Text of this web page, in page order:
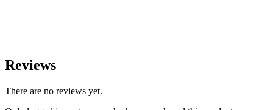
Reviews
There are no reviews yet.